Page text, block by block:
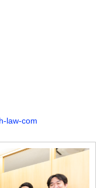
law-com